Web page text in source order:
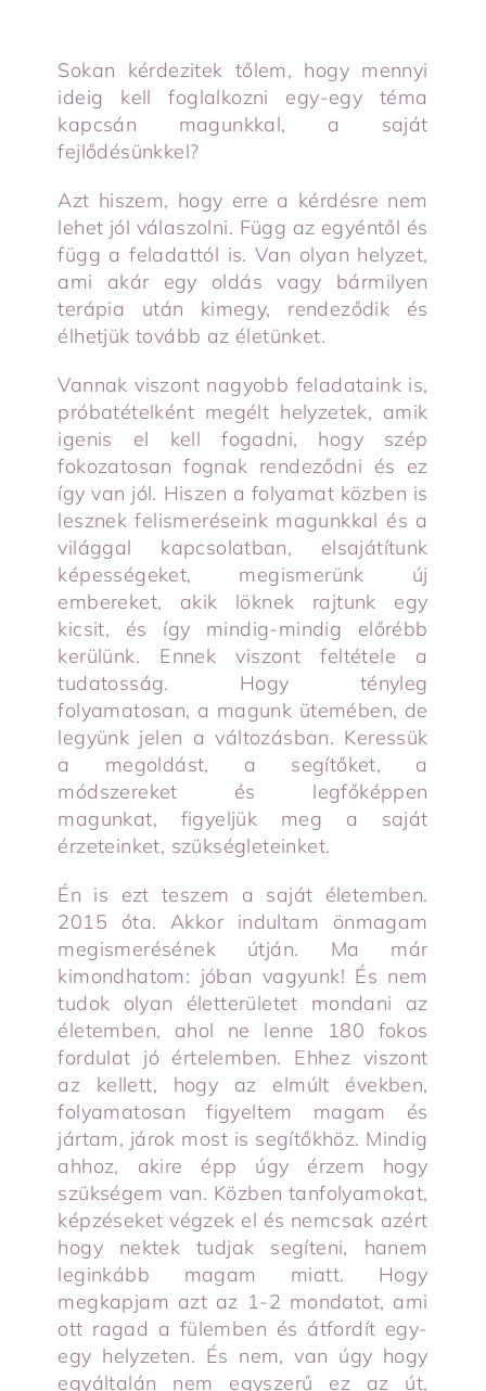
Sokan kérdezitek tőlem, hogy mennyi
ideig kell foglalkozni egy-egy téma
kapcsán magunkkal, a saját
fejlődésünkkel?
Azt hiszem, hogy erre a kérdésre nem
lehet jól válaszolni. Függ az egyéntől és
függ a feladattól is. Van olyan helyzet,
ami akár egy oldás vagy bármilyen
terápia után kimegy, rendeződik és
élhetjük tovább az életünket.
Vannak viszont nagyobb feladataink is,
próbatételként megélt helyzetek, amik
igenis el kell fogadni, hogy szép
fokozatosan fognak rendeződni és ez
így van jól. Hiszen a folyamat közben is
lesznek felismeréseink magunkkal és a
világgal kapcsolatban, elsajátítunk
képességeket, megismerünk új
embereket, akik löknek rajtunk egy
kicsit, és így mindig-mindig előrébb
kerülünk. Ennek viszont feltétele a
tudatosság. Hogy tényleg
folyamatosan, a magunk ütemében, de
legyünk jelen a változásban. Keressük
a megoldást, a segítőket, a
módszereket és legfőképpen
magunkat, figyeljük meg a saját
érzeteinket, szükségleteinket.
Én is ezt teszem a saját életemben.
2015 óta. Akkor indultam önmagam
megismerésének útján. Ma már
kimondhatom: jóban vagyunk! És nem
tudok olyan életterületet mondani az
életemben, ahol ne lenne 180 fokos
fordulat jó értelemben. Ehhez viszont
az kellett, hogy az elmúlt években,
folyamatosan figyeltem magam és
jártam, járok most is segítőkhöz. Mindig
ahhoz, akire épp úgy érzem hogy
szükségem van. Közben tanfolyamokat,
képzéseket végzek el és nemcsak azért
hogy nektek tudjak segíteni, hanem
leginkább magam miatt. Hogy
megkapjam azt az 1-2 mondatot, ami
ott ragad a fülemben és átfordít egy-
egy helyzeten. És nem, van úgy hogy
egyáltalán nem egyszerű ez az út,